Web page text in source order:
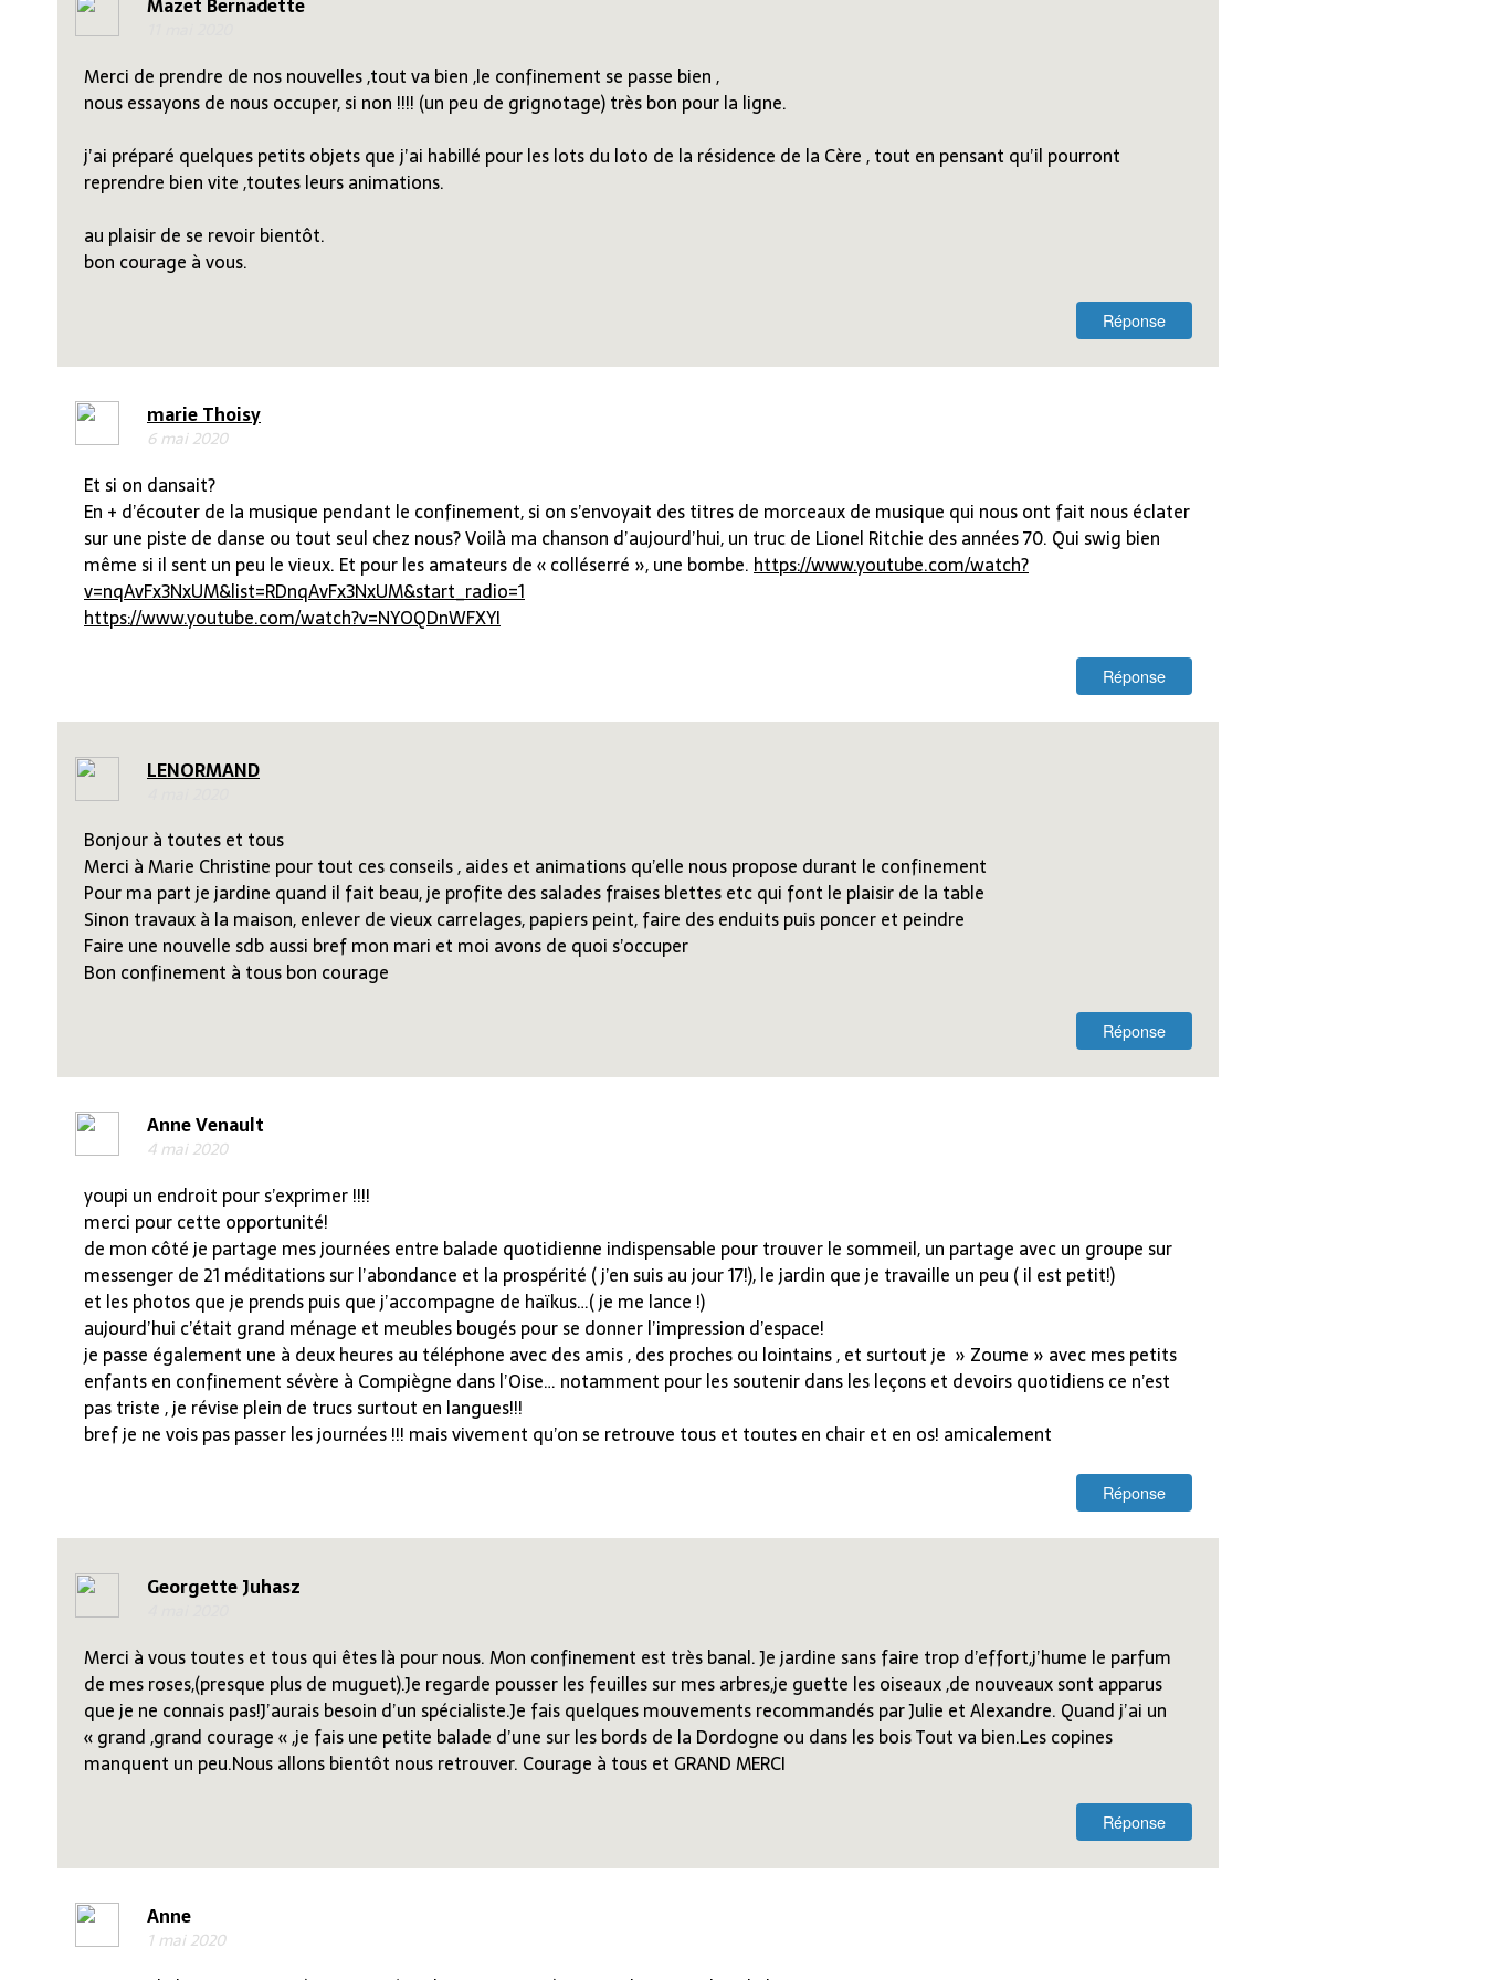
Mazet Bernadette
Merci de prendre de nos nouvelles ,tout va bien ,le confinement se passe bien ,
nous essayons de nous occuper, si non !!!! (un peu de grignotage) très bon pour la ligne.
j’ai préparé quelques petits objets que j’ai habillé pour les lots du loto de la résidence de la Cère , tout en pensant qu’il pourront
reprendre bien vite ,toutes leurs animations.
au plaisir de se revoir bientôt.
bon courage à vous.
Réponse
marie Thoisy
6 mai 2020
Et si on dansait?
En + d’écouter de la musique pendant le confinement, si on s’envoyait des titres de morceaux de musique qui nous ont fait nous éclater
sur une piste de danse ou tout seul chez nous? Voilà ma chanson d’aujourd’hui, un truc de Lionel Ritchie des années 70. Qui swig bien
même si il sent un peu le vieux. Et pour les amateurs de « colléserré », une bombe. https://www.youtube.com/watch?
v=nqAvFx3NxUM&list=RDnqAvFx3NxUM&start_radio=1
https://www.youtube.com/watch?v=NYOQDnWFXYI
Réponse
LENORMAND
Bonjour à toutes et tous
Merci à Marie Christine pour tout ces conseils , aides et animations qu’elle nous propose durant le confinement
Pour ma part je jardine quand il fait beau, je profite des salades fraises blettes etc qui font le plaisir de la table
Sinon travaux à la maison, enlever de vieux carrelages, papiers peint, faire des enduits puis poncer et peindre
Faire une nouvelle sdb aussi bref mon mari et moi avons de quoi s’occuper
Bon confinement à tous bon courage
Réponse
Anne Venault
4 mai 2020
youpi un endroit pour s’exprimer !!!!
merci pour cette opportunité!
de mon côté je partage mes journées entre balade quotidienne indispensable pour trouver le sommeil, un partage avec un groupe sur
messenger de 21 méditations sur l’abondance et la prospérité ( j’en suis au jour 17!), le jardin que je travaille un peu ( il est petit!)
et les photos que je prends puis que j’accompagne de haïkus…( je me lance !)
aujourd’hui c’était grand ménage et meubles bougés pour se donner l’impression d’espace!
je passe également une à deux heures au téléphone avec des amis , des proches ou lointains , et surtout je » Zoume » avec mes petits
enfants en confinement sévère à Compiègne dans l’Oise… notamment pour les soutenir dans les leçons et devoirs quotidiens ce n’est
pas triste , je révise plein de trucs surtout en langues!!!
bref je ne vois pas passer les journées !!! mais vivement qu’on se retrouve tous et toutes en chair et en os! amicalement
Réponse
Georgette Juhasz
Merci à vous toutes et tous qui êtes là pour nous. Mon confinement est très banal. Je jardine sans faire trop d’effort,j’hume le parfum
de mes roses,(presque plus de muguet).Je regarde pousser les feuilles sur mes arbres,je guette les oiseaux ,de nouveaux sont apparus
que je ne connais pas!J’aurais besoin d’un spécialiste.Je fais quelques mouvements recommandés par Julie et Alexandre. Quand j’ai un
« grand ,grand courage « ,je fais une petite balade d’une sur les bords de la Dordogne ou dans les bois Tout va bien.Les copines
manquent un peu.Nous allons bientôt nous retrouver. Courage à tous et GRAND MERCI
Réponse
Anne
1 mai 2020